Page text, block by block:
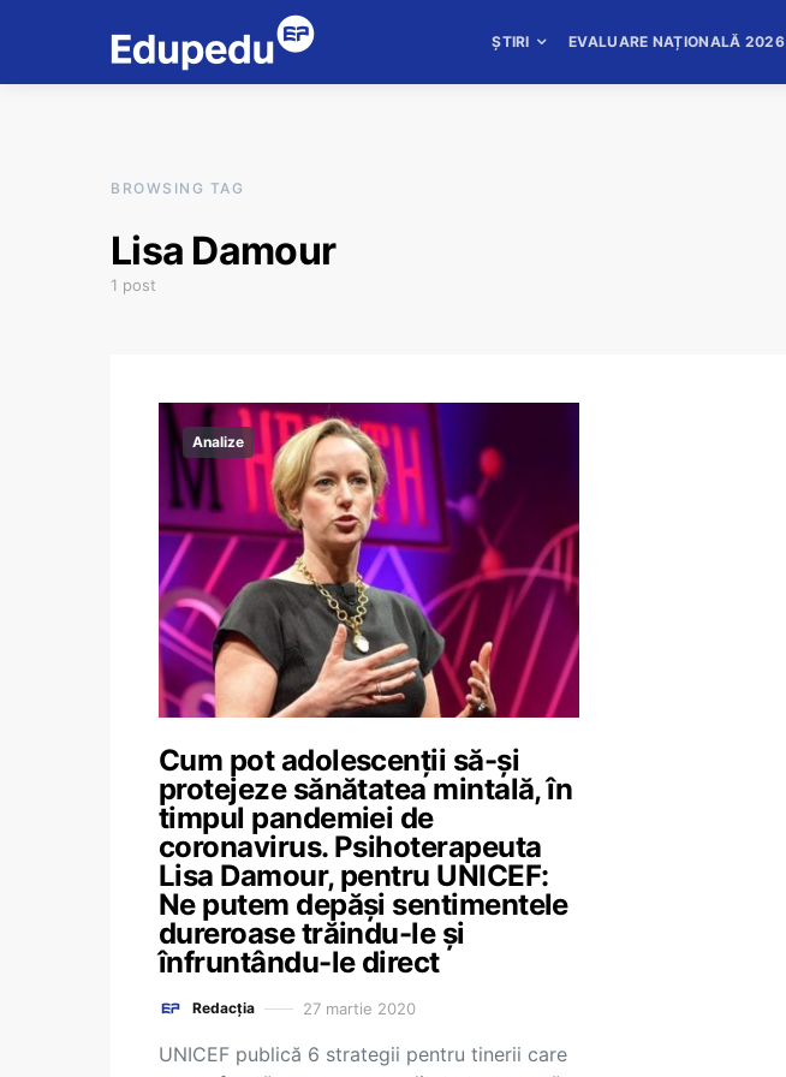
ȘTIRI EVALUARE NAȚIONALĂ 2026
BROWSING TAG
Lisa Damour
1 post
Analize
Cum pot adolescenții să-și
protejeze sănătatea mintală, în
timpul pandemiei de
coronavirus. Psihoterapeuta
Lisa Damour, pentru UNICEF:
Ne putem depăși sentimentele
dureroase trăindu-le și
înfruntându-le direct
Redacția 27 martie 2020
UNICEF publică 6 strategii pentru tinerii care